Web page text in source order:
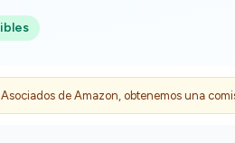
de Amazon, obtenemos una